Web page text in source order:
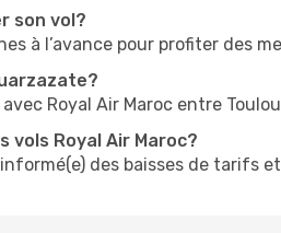
son vol?
à l’avance pour profiter des
Royal Air Maroc entre
Royal Air Maroc?
des baisses de tarifs